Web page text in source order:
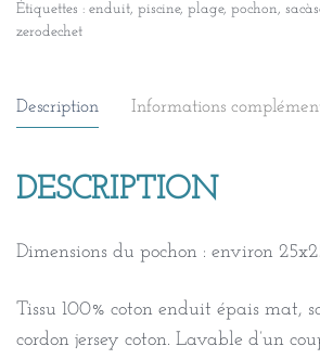
Étiquettes : enduit, piscine, plage, pochon,
zerodechet
Description Informations
DESCRIPTION
Dimensions du pochon : environ
Tissu 100% coton enduit épais mat,
cordon jersey coton. Lavable d’un